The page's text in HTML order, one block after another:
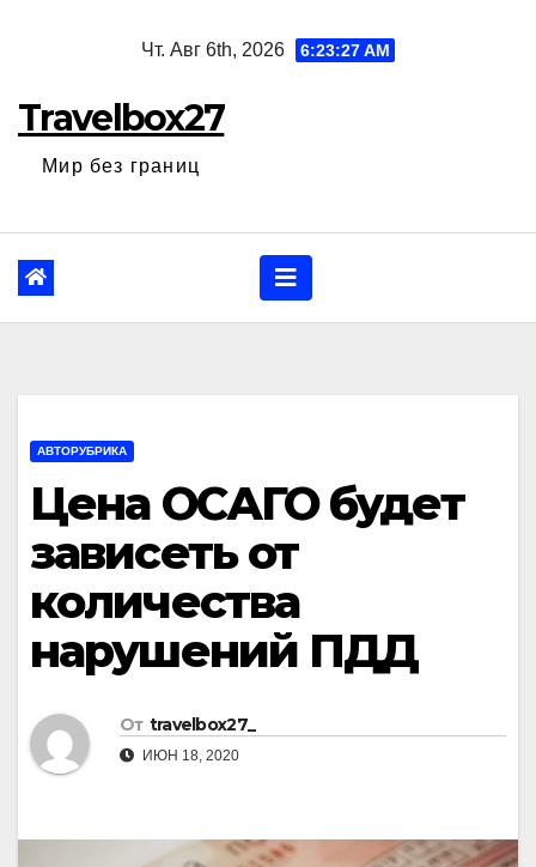
Чт. Авг 6th, 2026 6:23:28 AM
Travelbox27
Мир без границ
АВТОРУБРИКА
Цена ОСАГО будет
зависеть от
количества
нарушений ПДД
От travelbox27_
ИЮН 18, 2020